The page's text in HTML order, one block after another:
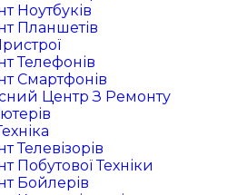
Ноутбуків
Планшетів
Телефонів
Смартфонів
Центр З Ремонту
Телевізорів
Побутової Техніки
Бойлерів